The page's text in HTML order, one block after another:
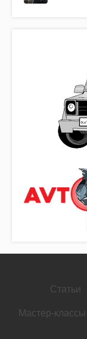
Статьи
Мастер-классы